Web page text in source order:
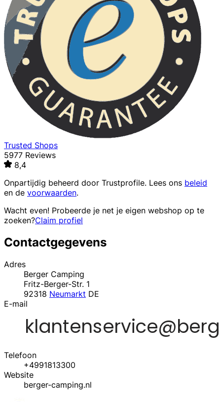
Trusted Shops
5977 Reviews
8,4
Onpartijdig beheerd door Trustprofile. Lees ons beleid
en de voorwaarden.
Wacht even! Probeerde je net je eigen webshop op te
zoeken?Claim profiel
Contactgegevens
Adres
Berger Camping
Fritz-Berger-Str. 1
92318 Neumarkt DE
E-mail
Telefoon
+4991813300
Website
berger-camping.nl